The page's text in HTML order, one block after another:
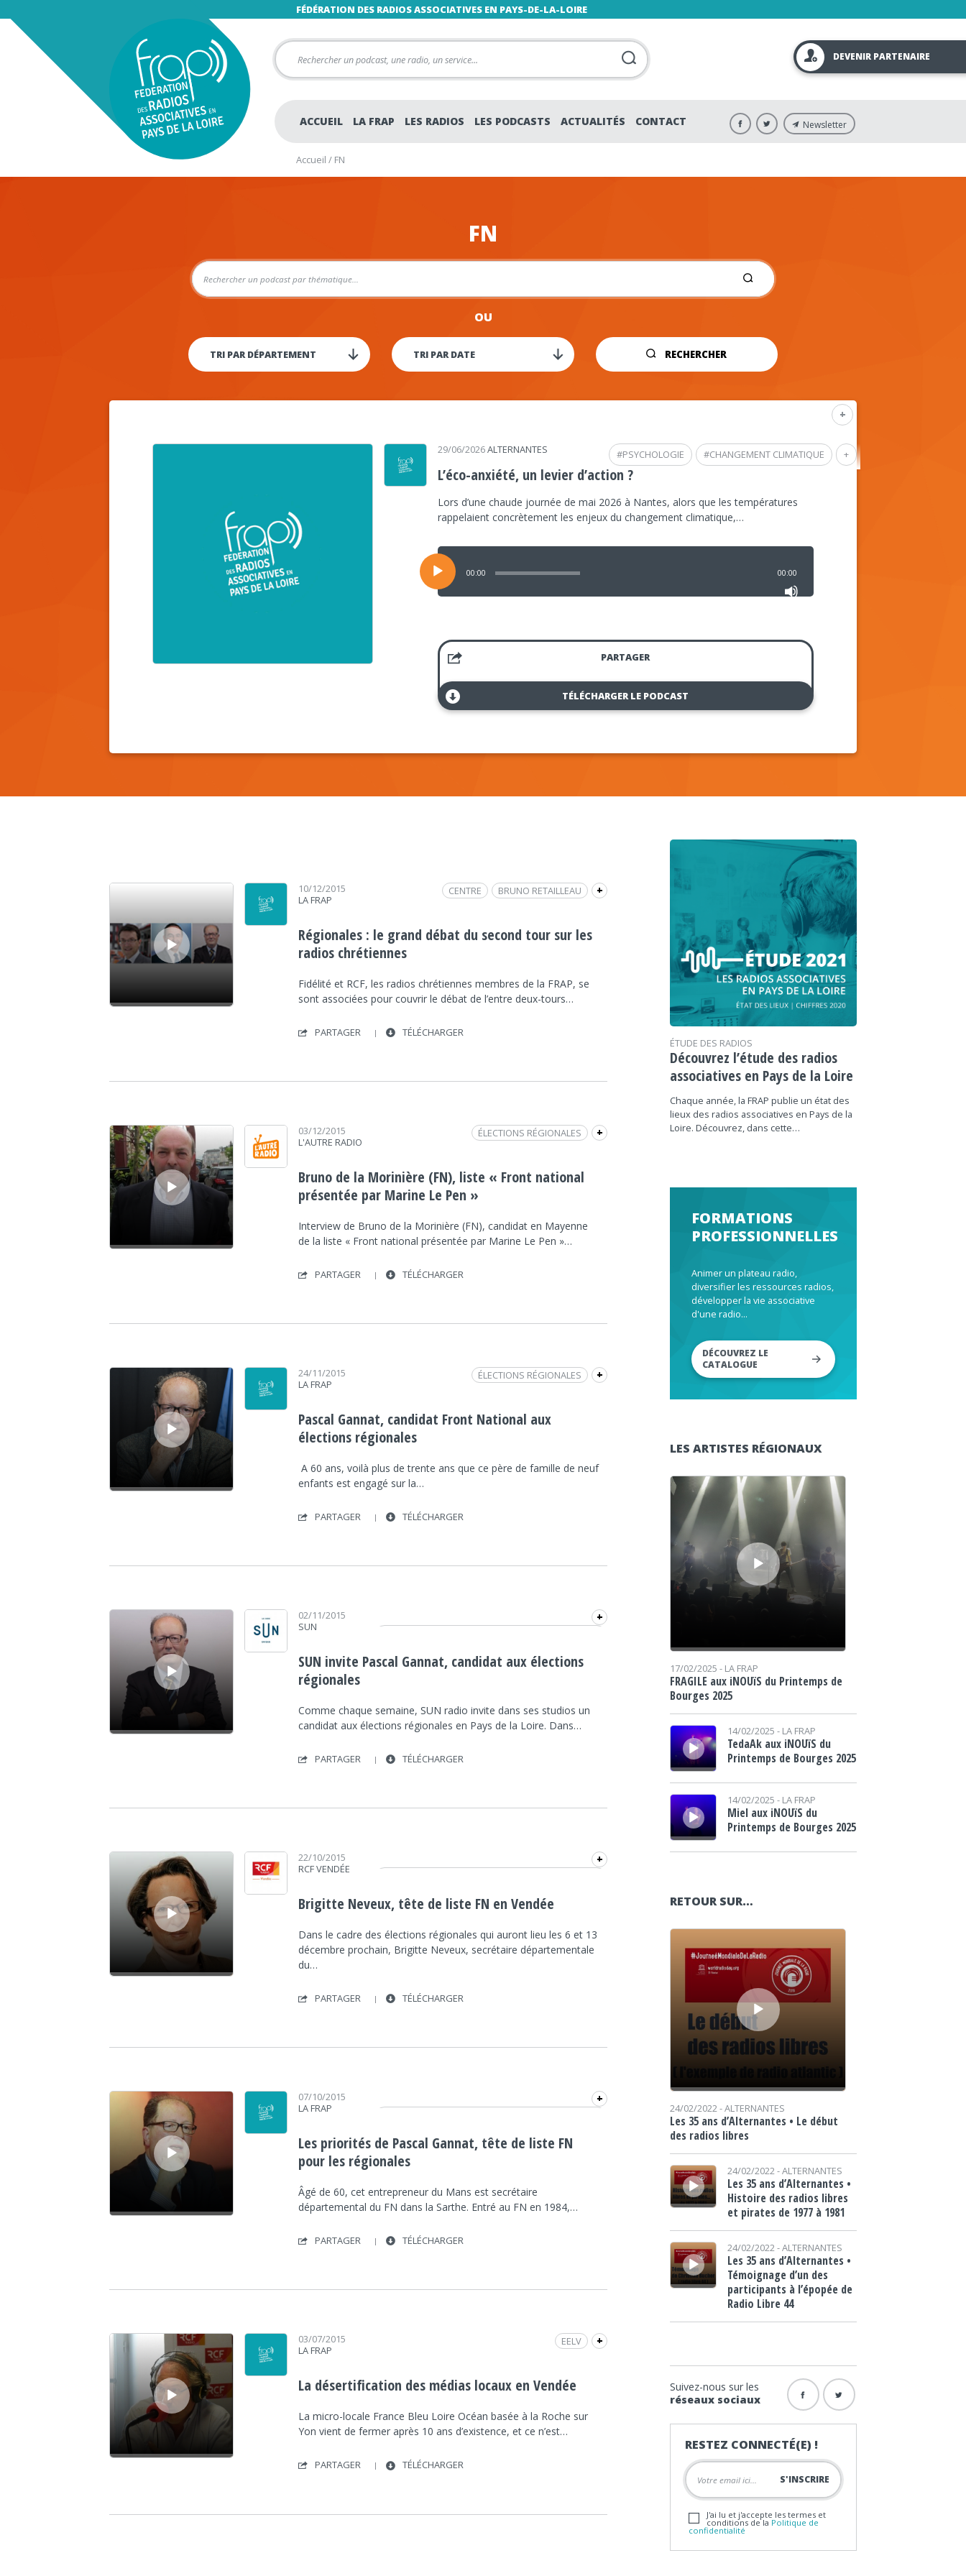
FÉDÉRATION DES RADIOS ASSOCIATIVES EN PAYS-DE-LA-LOIRE
DEVENIR PARTENAIRE
ACCUEIL LA FRAP LES RADIOS LES PODCASTS ACTUALITÉS CONTACT Newsletter
Accueil / FN
FN
OU
RECHERCHER
+
+
#CHANGEMENT CLIMATIQUE
#PSYCHOLOGIE
29/06/2026ALTERNANTES
L’éco-anxiété, un levier d’action ?
Lors d’une chaude journée de mai 2026 à Nantes, alors que les températures
rappelaient concrètement les enjeux du changement climatique,…
Lecteur
audio
00:00 00:00
PARTAGER
TÉLÉCHARGER LE PODCAST
Lecteur audio
10/12/2015
LA FRAP
+
BRUNO RETAILLEAU
CENTRE
DÉBAT / TABLE RONDE
EELV
2015
FN
FRAP INFO
LR
PASCAL GANNAT
Régionales : le grand débat du second tour sur les
radios chrétiennes
Fidélité et RCF, les radios chrétiennes membres de la FRAP, se
sont associées pour couvrir le débat de l’entre deux-tours…
PARTAGER TÉLÉCHARGER
Lecteur audio
03/12/2015
L'AUTRE RADIO
+
ÉLECTIONS RÉGIONALES
FN
FRAP INFO
INTERVIEW
POLITIQUE
POLITIQUE
Bruno de la Morinière (FN), liste « Front national
présentée par Marine Le Pen »
Interview de Bruno de la Morinière (FN), candidat en Mayenne
de la liste « Front national présentée par Marine Le Pen »…
PARTAGER TÉLÉCHARGER
Lecteur audio
24/11/2015
LA FRAP
+
ÉLECTIONS RÉGIONALES
FRAP INFO
FRONT NATIONAL
PAYS-DE-LA-LOIRE
POLITIQUE
POLITIQUE
Pascal Gannat, candidat Front National aux
élections régionales
A 60 ans, voilà plus de trente ans que ce père de famille de neuf
enfants est engagé sur la…
PARTAGER TÉLÉCHARGER
Lecteur audio
02/11/2015
SUN
+
FRAP INFO
INTERVIEW
POLITIQUE
SUN invite Pascal Gannat, candidat aux élections
régionales
Comme chaque semaine, SUN radio invite dans ses studios un
candidat aux élections régionales en Pays de la Loire. Dans…
PARTAGER TÉLÉCHARGER
Lecteur audio
22/10/2015
RCF VENDÉE
+
FRAP INFO
INTERVIEW
POLITIQUE
Brigitte Neveux, tête de liste FN en Vendée
Dans le cadre des élections régionales qui auront lieu les 6 et 13
décembre prochain, Brigitte Neveux, secrétaire départementale
du…
PARTAGER TÉLÉCHARGER
Lecteur audio
07/10/2015
LA FRAP
+
FIDÉLITÉ
FN
FRAP INFO
INTERVIEW
Les priorités de Pascal Gannat, tête de liste FN
pour les régionales
Âgé de 60, cet entrepreneur du Mans est secrétaire
départemental du FN dans la Sarthe. Entré au FN en 1984,…
PARTAGER TÉLÉCHARGER
Lecteur audio
03/07/2015
LA FRAP
+
EELV
FN
FRAP INFO
INTERVIEW
LR
PC
SOCIÉTÉ
SOCIÉTÉ
La désertification des médias locaux en Vendée
La micro-locale France Bleu Loire Océan basée à la Roche sur
Yon vient de fermer après 10 ans d’existence, et ce n’est…
PARTAGER TÉLÉCHARGER
ÉTUDE DES RADIOS
Découvrez l’étude des radios
associatives en Pays de la Loire
Chaque année, la FRAP publie un état des
lieux des radios associatives en Pays de la
Loire. Découvrez, dans cette…
FORMATIONS
PROFESSIONNELLES
Animer un plateau radio,
diversifier les ressources radios,
développer la vie associative
d'une radio...
DÉCOUVREZ LE
CATALOGUE
LES ARTISTES RÉGIONAUX
Lecteur audio
17/02/2025 - LA FRAP
FRAGILE aux iNOUïS du Printemps de
Bourges 2025
Lecteur audio
14/02/2025 - LA FRAP
TedaAk aux iNOUïS du
Printemps de Bourges 2025
Lecteur audio 14/02/2025 - LA FRAP
Miel aux iNOUïS du
Printemps de Bourges 2025
RETOUR SUR…
Lecteur audio
24/02/2022 -ALTERNANTES
Les 35 ans d’Alternantes • Le début
des radios libres
Lecteur audio
24/02/2022 -ALTERNANTES
Les 35 ans d’Alternantes •
Histoire des radios libres
et pirates de 1977 à 1981
Lecteur audio
24/02/2022 -ALTERNANTES
Les 35 ans d’Alternantes •
Témoignage d’un des
participants à l’épopée de
Radio Libre 44
Suivez-nous sur les
réseaux sociaux
RESTEZ CONNECTÉ(E) !
J'ai lu et j'accepte les termes et
conditions de la Politique de
confidentialité